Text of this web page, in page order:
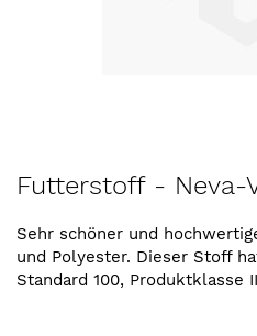
Anfang
Bildergalerie
springen
Futterstoff - Neva-
Sehr schöner und
und Polyester. Dieser Stoff
Standard 100, Produktklasse II